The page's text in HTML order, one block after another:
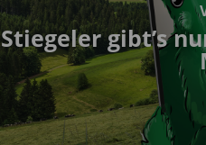
Stiegeler gibt’s